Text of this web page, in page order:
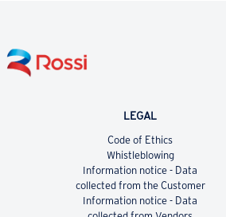
LEGAL
Code of Ethics
Whistleblowing
Information notice - Data
collected from the Customer
Information notice - Data